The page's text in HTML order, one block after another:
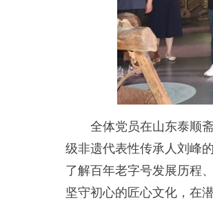
全体党员在山东泰顺斋
级非遗代表性传承人刘峰
了解百年老字号发展历程
坚守初心的匠心文化，在